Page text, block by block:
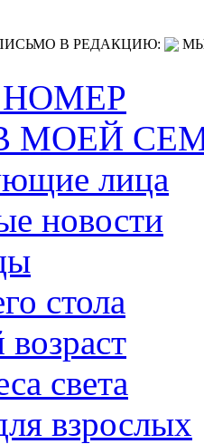
В РЕДАКЦИЮ:
МОЕЙ
лица
новости
стола
света
взрослых